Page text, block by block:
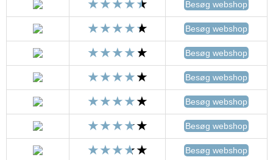
Besøg webshop
Besøg webshop
Besøg webshop
Besøg webshop
Besøg webshop
Besøg webshop
Besøg webshop